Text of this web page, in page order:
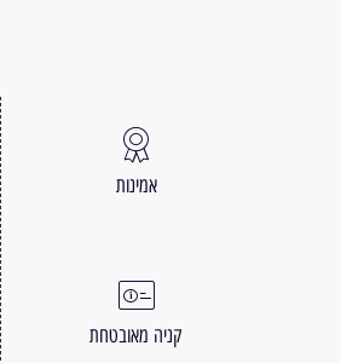
אמינות
קניה מאובטחת